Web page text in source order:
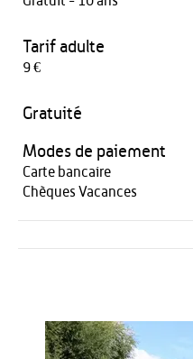
Tarif adulte
9 €
Gratuité
Modes de paiement
Carte bancaire
Chèques Vacances